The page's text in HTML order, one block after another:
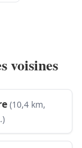
voisines
(10,4 km,